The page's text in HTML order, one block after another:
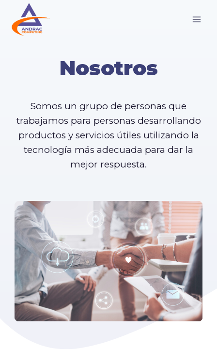
contenido
Nosotros
Somos un grupo de personas que
trabajamos para personas desarrollando
productos y servicios útiles utilizando la
tecnología más adecuada para dar la
mejor respuesta.